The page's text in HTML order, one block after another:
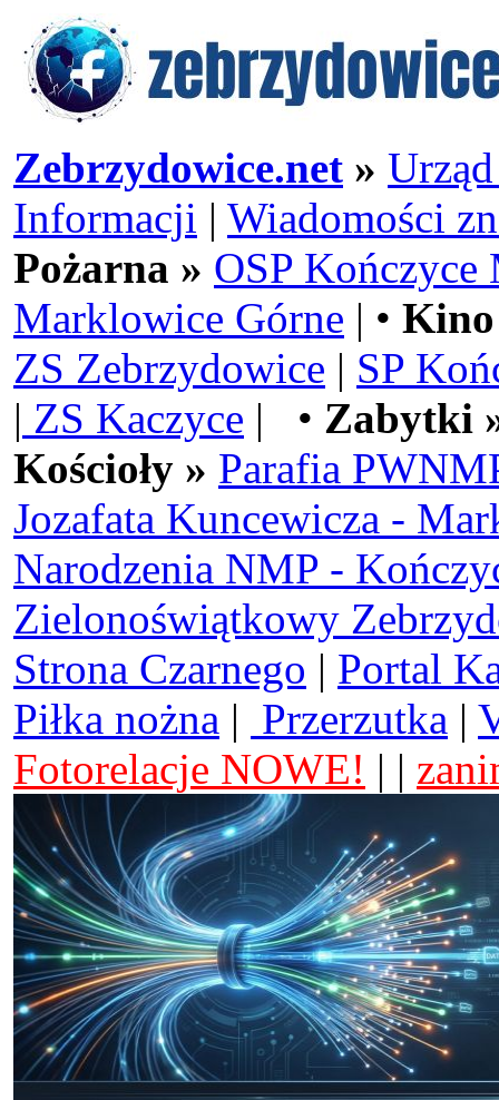
Zebrzydowice.net »
Informacji | Wiadomości
Pożarna » OSP Kończyce
Marklowice Górne | •
ZS Zebrzydowice | SP
| ZS Kaczyce | • Zabytki
Kościoły » Parafia
Jozafata Kuncewicza -
Narodzenia NMP -
Zielonoświątkowy
Strona Czarnego | Portal
Piłka nożna | Przerzutka |
Fotorelacje NOWE! | |